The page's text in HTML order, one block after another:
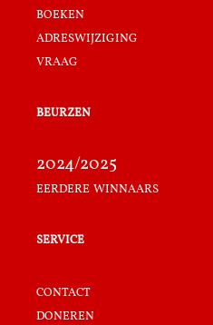
boeken
adreswijziging
vraag
beurzen
2024/2025
eerdere winnaars
service
contact
doneren